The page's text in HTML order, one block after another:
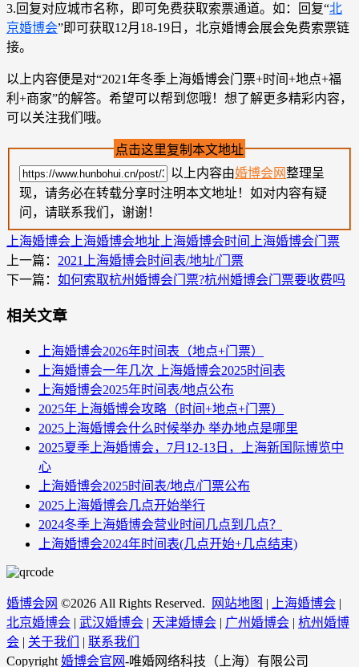
3.回复对应城市名称，即可免费获取索票通道。如：回复“北
京婚博会”即可获取12月18-19日，北京婚博会展会免费索票链
接。
以上内容便是对“2021年冬季上海婚博会门票+时间+地点+福
利+商家”的解答。希望可以帮到您哦！想了解更多精彩内容，
可以关注我们哦。
点击这里复制本文地址
以上内容由婚博会网整理呈
现，请务必在转载分享时注明本文地址！如对内容有疑
问，请联系我们，谢谢！
上海婚博会 上海婚博会地址 上海婚博会时间
上海婚博会门票
上一篇： 2021上海婚博会时间表/地址/门票
下一篇： 如何索取杭州婚博会门票?杭州婚博会门票要收费吗
相关文章
上海婚博会2026年时间表（地点+门票）
上海婚博会一年几次 上海婚博会2025时间表
上海婚博会2025年时间表/地点公布
2025年上海婚博会攻略（时间+地点+门票）
2025上海婚博会什么时候举办 举办地点是哪里
2025夏季上海婚博会，7月12-13日，上海新国际博览中
心
上海婚博会2025时间表/地点/门票公布
2025上海婚博会几点开始举行
2024冬季上海婚博会营业时间几点到几点？
上海婚博会2024年时间表(几点开始+几点结束)
婚博会网 ©2026 All Rights Reserved. 网站地图 | 上海婚博会 |
北京婚博会 | 武汉婚博会 | 天津婚博会 | 广州婚博会 | 杭州婚博
会 | 关于我们 | 联系我们
Copyright 婚博会官网-唯婚网络科技（上海）有限公司